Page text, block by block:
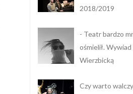
2018/2019
- Teatr bardzo
ośmielił.
Wierzbicką
Czy warto